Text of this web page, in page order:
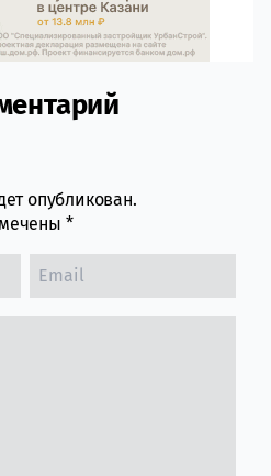
опубликован.
*